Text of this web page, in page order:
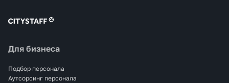
Для бизнеса
Подбор персонала
Аутсорсинг персонала